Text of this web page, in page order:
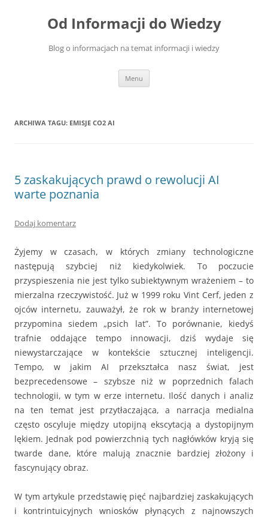
Od Informacji do Wiedzy
Blog o informacjach na temat informacji i wiedzy
Menu
ARCHIWA TAGU: EMISJE CO2 AI
5 zaskakujących prawd o rewolucji AI
warte poznania
Dodaj komentarz
Żyjemy w czasach, w których zmiany technologiczne
następują szybciej niż kiedykolwiek. To poczucie
przyspieszenia nie jest tylko subiektywnym wrażeniem – to
mierzalna rzeczywistość. Już w 1999 roku Vint Cerf, jeden z
ojców internetu, zauważył, że rok w branży internetowej
przypomina siedem „psich lat”. To porównanie, kiedyś
trafnie oddające tempo innowacji, dziś wydaje się
niewystarczające w kontekście sztucznej inteligencji.
Tempo, w jakim AI przekształca nasz świat, jest
bezprecedensowe – szybsze niż w poprzednich falach
technologii, w tym w erze internetu. Ilość danych i analiz
na ten temat jest przytłaczająca, a narracja medialna
często oscyluje między utopijną ekscytacją a dystopijnym
lękiem. Jednak pod powierzchnią tych nagłówków kryją się
twarde dane, które malują znacznie bardziej złożony i
fascynujący obraz.
W tym artykule przedstawię pięć najbardziej zaskakujących
i kontrintuicyjnych wniosków płynących z najnowszych